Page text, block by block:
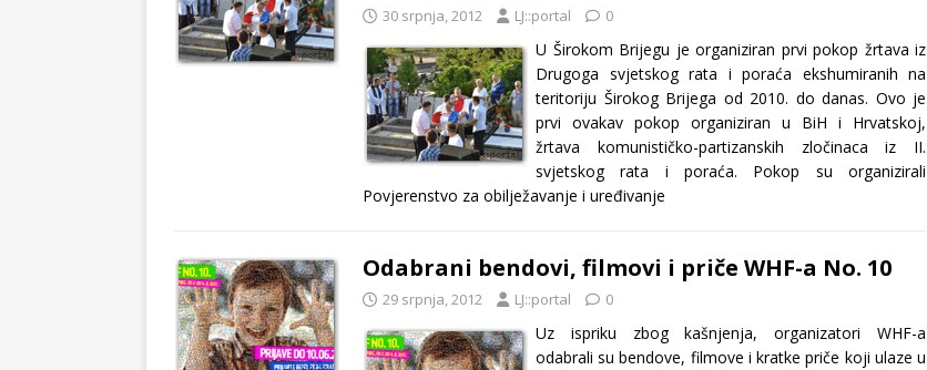
30 srpnja, 2012 LJ::portal 0
U Širokom Brijegu je organiziran prvi pokop žrtava iz
Drugoga svjetskog rata i poraća ekshumiranih na
teritoriju Širokog Brijega od 2010. do danas. Ovo je
prvi ovakav pokop organiziran u BiH i Hrvatskoj,
žrtava komunističko-partizanskih zločinaca iz II.
svjetskog rata i poraća. Pokop su organizirali
Povjerenstvo za obilježavanje i uređivanje
Odabrani bendovi, filmovi i priče WHF-a No. 10
29 srpnja, 2012 LJ::portal 0
Uz ispriku zbog kašnjenja, organizatori WHF-a
odabrali su bendove, filmove i kratke priče koji ulaze u